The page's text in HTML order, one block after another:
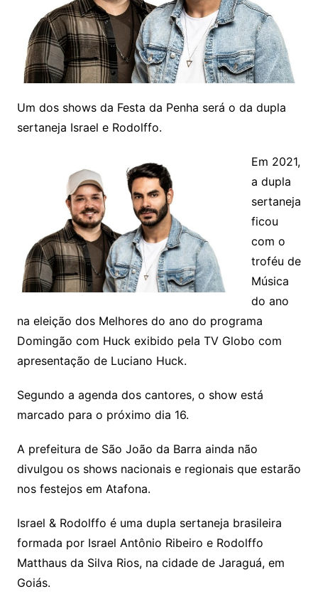
Um dos shows da Festa da Penha será o da dupla
sertaneja Israel e Rodolffo.
Em 2021,
a dupla
sertaneja
ficou
com o
troféu de
Música
do ano
na eleição dos Melhores do ano do programa
Domingão com Huck exibido pela TV Globo com
apresentação de Luciano Huck.
Segundo a agenda dos cantores, o show está
marcado para o próximo dia 16.
A prefeitura de São João da Barra ainda não
divulgou os shows nacionais e regionais que estarão
nos festejos em Atafona.
Israel & Rodolffo é uma dupla sertaneja brasileira
formada por Israel Antônio Ribeiro e Rodolffo
Matthaus da Silva Rios, na cidade de Jaraguá, em
Goiás.